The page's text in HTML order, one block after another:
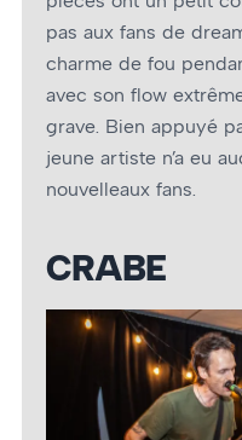
pas aux fans de
charme de fou
avec son flow
grave. Bien appuyé
jeune artiste n’a eu
nouvelleaux fans.
CRABE